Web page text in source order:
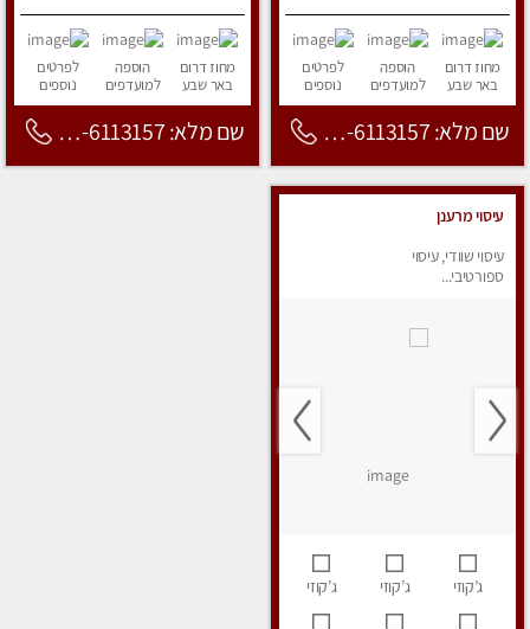
מחוז דרום
באר שבע
הוספה
למועדפים
לפרטים
נוספים
שם מלא: 053-6113157
מחוז דרום
באר שבע
הוספה
למועדפים
לפרטים
נוספים
שם מלא: 053-6113157
עיסוי מרענן
עיסוי שוודי, עיסוי
ספורטיבי...
ג’קוזי ג’קוזי ג’קוזי